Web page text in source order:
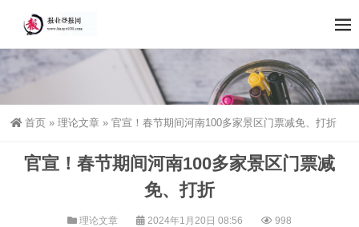
首页 » 理论文章 » 官宣！春节期间河南100多家景区门票减免、打折
官宣！春节期间河南100多家景区门票减
免、打折
理论文章 2024年1月20日 08:56 998